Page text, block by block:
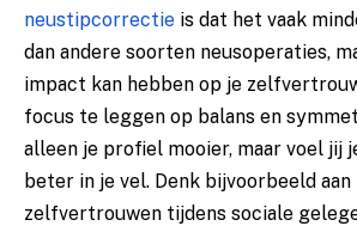
neustipcorrectie is dat het vaak
dan andere soorten neusoperaties,
impact kan hebben op je
focus te leggen op balans en
alleen je profiel mooier, maar voel jij
beter in je vel. Denk bijvoorbeeld aan
zelfvertrouwen tijdens sociale